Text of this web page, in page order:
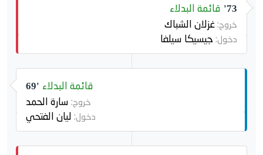
73' قائمة البدلاء
خروج:غزلان الشباك
دخول: جيسيكا سيلفا
69' قائمة البدلاء
خروج: سارة الحمد
دخول: ليان الفتحي